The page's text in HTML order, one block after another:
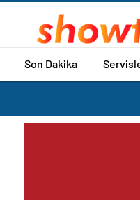
Son Dakika